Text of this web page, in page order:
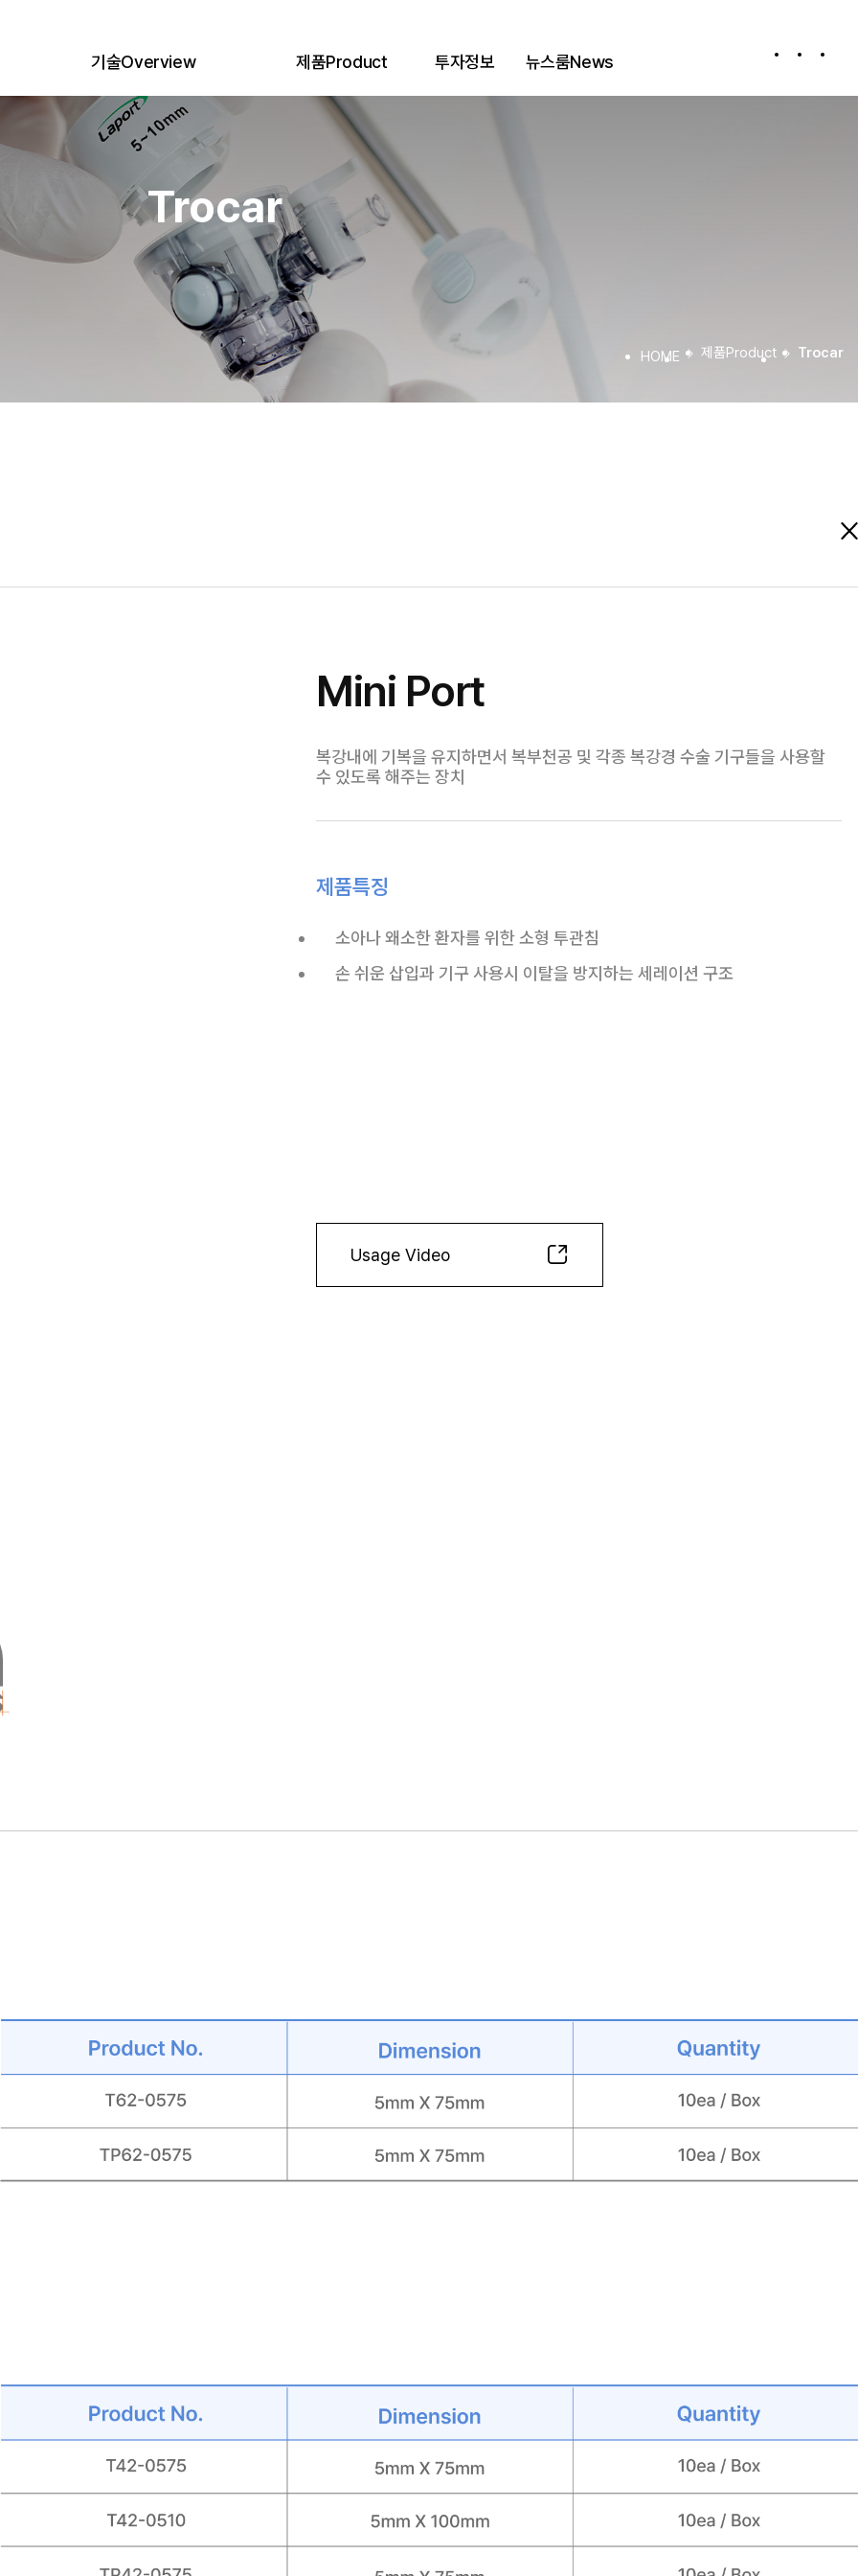
기술Overview
의료공학연구소 Medical Engineering Lab.
생산시스템
Production System
Quality Management System
글로벌비즈니스Global Network
인증 및 허가Certifications
Laparoscopic Surgery
제품Product
All Products
Trocar
Single Port
Specimen Pouch
Suture Loop
Suction Irrigation
Smoke Filter
BUMI
투자정보 뉴스룸News
Trocar
제품Product Trocar
Mini Port
복강내에 기복을 유지하면서 복부천공 및 각종 복강경 수술 기구들을 사용할
수 있도록 해주는 장치
제품특징
소아나 왜소한 환자를 위한 소형 투관침
손 쉬운 삽입과 기구 사용시 이탈을 방지하는 세레이션 구조
Usage Video